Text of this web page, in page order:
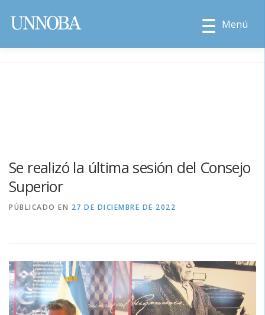
Menú
Se realizó la última sesión del Consejo
Superior
PÚBLICADO EN 27 DE DICIEMBRE DE 2022